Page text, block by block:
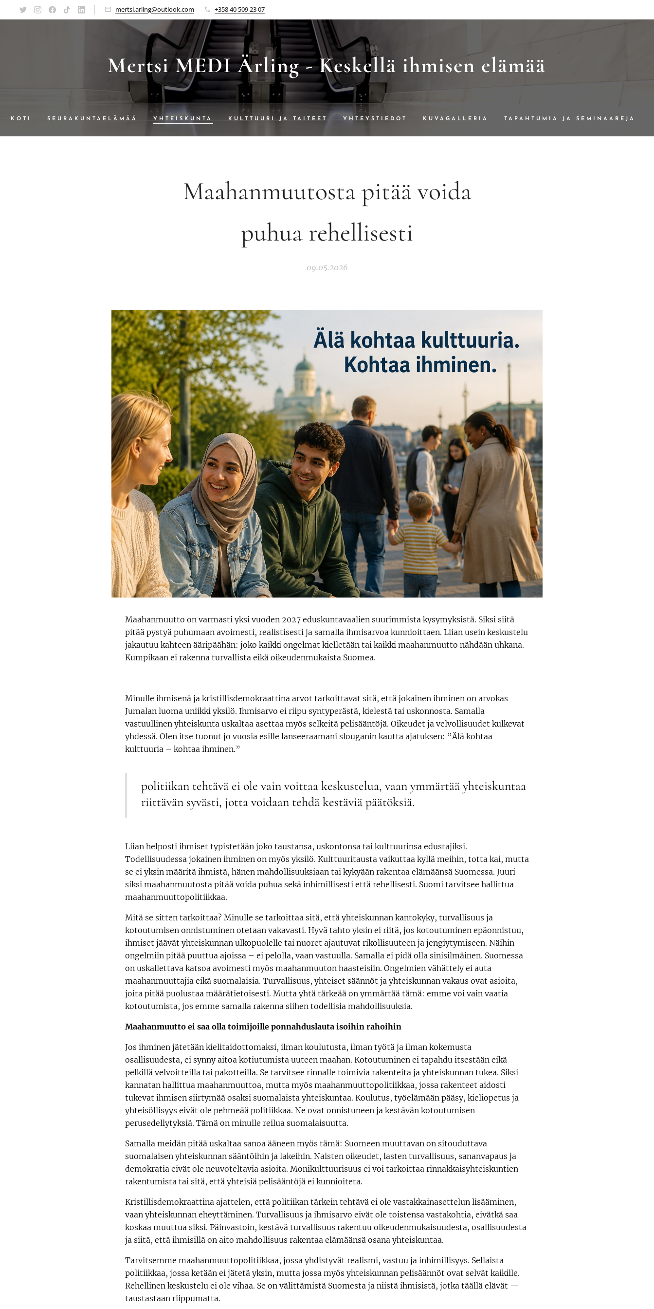
mertsi.arling@outlook.com +358 40 509 23 07
Mertsi MEDI Ärling - Keskellä ihmisen elämää
KOTI SEURAKUNTAELÄMÄÄ YHTEISKUNTA KULTTUURI JA TAITEET YHTEYSTIEDOT KUVAGALLERIA TAPAHTUMIA JA SEMINAAREJA
Maahanmuutosta pitää voida
puhua rehellisesti
09.05.2026
Maahanmuutto on varmasti yksi vuoden 2027 eduskuntavaalien suurimmista kysymyksistä. Siksi siitä
pitää pystyä puhumaan avoimesti, realistisesti ja samalla ihmisarvoa kunnioittaen. Liian usein keskustelu
jakautuu kahteen ääripäähän: joko kaikki ongelmat kielletään tai kaikki maahanmuutto nähdään uhkana.
Kumpikaan ei rakenna turvallista eikä oikeudenmukaista Suomea.
Minulle ihmisenä ja kristillisdemokraattina arvot tarkoittavat sitä, että jokainen ihminen on arvokas
Jumalan luoma uniikki yksilö. Ihmisarvo ei riipu syntyperästä, kielestä tai uskonnosta. Samalla
vastuullinen yhteiskunta uskaltaa asettaa myös selkeitä pelisääntöjä. Oikeudet ja velvollisuudet kulkevat
yhdessä. Olen itse tuonut jo vuosia esille lanseeraamani slouganin kautta ajatuksen: ”Älä kohtaa
kulttuuria – kohtaa ihminen.”
politiikan tehtävä ei ole vain voittaa keskustelua, vaan ymmärtää yhteiskuntaa
riittävän syvästi, jotta voidaan tehdä kestäviä päätöksiä.
Liian helposti ihmiset typistetään joko taustansa, uskontonsa tai kulttuurinsa edustajiksi.
Todellisuudessa jokainen ihminen on myös yksilö. Kulttuuritausta vaikuttaa kyllä meihin, totta kai, mutta
se ei yksin määritä ihmistä, hänen mahdollisuuksiaan tai kykyään rakentaa elämäänsä Suomessa. Juuri
siksi maahanmuutosta pitää voida puhua sekä inhimillisesti että rehellisesti. Suomi tarvitsee hallittua
maahanmuuttopolitiikkaa.
Mitä se sitten tarkoittaa? Minulle se tarkoittaa sitä, että yhteiskunnan kantokyky, turvallisuus ja
kotoutumisen onnistuminen otetaan vakavasti. Hyvä tahto yksin ei riitä, jos kotoutuminen epäonnistuu,
ihmiset jäävät yhteiskunnan ulkopuolelle tai nuoret ajautuvat rikollisuuteen ja jengiytymiseen. Näihin
ongelmiin pitää puuttua ajoissa – ei pelolla, vaan vastuulla. Samalla ei pidä olla sinisilmäinen. Suomessa
on uskallettava katsoa avoimesti myös maahanmuuton haasteisiin. Ongelmien vähättely ei auta
maahanmuuttajia eikä suomalaisia. Turvallisuus, yhteiset säännöt ja yhteiskunnan vakaus ovat asioita,
joita pitää puolustaa määrätietoisesti. Mutta yhtä tärkeää on ymmärtää tämä: emme voi vain vaatia
kotoutumista, jos emme samalla rakenna siihen todellisia mahdollisuuksia.
Maahanmuutto ei saa olla toimijoille ponnahduslauta isoihin rahoihin
Jos ihminen jätetään kielitaidottomaksi, ilman koulutusta, ilman työtä ja ilman kokemusta
osallisuudesta, ei synny aitoa kotiutumista uuteen maahan. Kotoutuminen ei tapahdu itsestään eikä
pelkillä velvoitteilla tai pakotteilla. Se tarvitsee rinnalle toimivia rakenteita ja yhteiskunnan tukea. Siksi
kannatan hallittua maahanmuuttoa, mutta myös maahanmuuttopolitiikkaa, jossa rakenteet aidosti
tukevat ihmisen siirtymää osaksi suomalaista yhteiskuntaa. Koulutus, työelämään pääsy, kieliopetus ja
yhteisöllisyys eivät ole pehmeää politiikkaa. Ne ovat onnistuneen ja kestävän kotoutumisen
perusedellytyksiä. Tämä on minulle reilua suomalaisuutta.
Samalla meidän pitää uskaltaa sanoa ääneen myös tämä: Suomeen muuttavan on sitouduttava
suomalaisen yhteiskunnan sääntöihin ja lakeihin. Naisten oikeudet, lasten turvallisuus, sananvapaus ja
demokratia eivät ole neuvoteltavia asioita. Monikulttuurisuus ei voi tarkoittaa rinnakkaisyhteiskuntien
rakentumista tai sitä, että yhteisiä pelisääntöjä ei kunnioiteta.
Kristillisdemokraattina ajattelen, että politiikan tärkein tehtävä ei ole vastakkainasettelun lisääminen,
vaan yhteiskunnan eheyttäminen. Turvallisuus ja ihmisarvo eivät ole toistensa vastakohtia, eivätkä saa
koskaa muuttua siksi. Päinvastoin, kestävä turvallisuus rakentuu oikeudenmukaisuudesta, osallisuudesta
ja siitä, että ihmisillä on aito mahdollisuus rakentaa elämäänsä osana yhteiskuntaa.
Tarvitsemme maahanmuuttopolitiikkaa, jossa yhdistyvät realismi, vastuu ja inhimillisyys. Sellaista
politiikkaa, jossa ketään ei jätetä yksin, mutta jossa myös yhteiskunnan pelisäännöt ovat selvät kaikille.
Rehellinen keskustelu ei ole vihaa. Se on välittämistä Suomesta ja niistä ihmisistä, jotka täällä elävät —
taustastaan riippumatta.